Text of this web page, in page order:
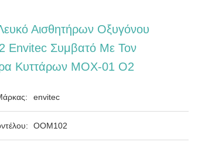
Λευκό Αισθητήρων Οξυγόνου
Envitec Συμβατό Με Τον
Κυττάρων MOX-01 Ο2
envitec
OOM102